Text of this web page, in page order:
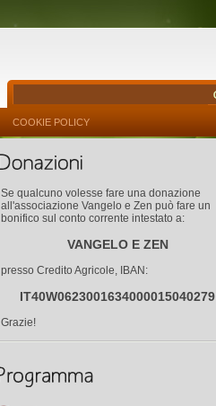
COOKIE POLICY
Se qualcuno volesse fare una donazione
all'associazione Vangelo e Zen può fare un
bonifico sul conto corrente intestato a:
VANGELO E ZEN
presso Credito Agricole, IBAN:
IT40W0623001634000015040279
Grazie!